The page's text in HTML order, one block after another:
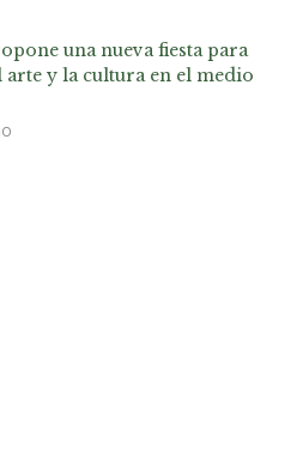
una nueva fiesta para
y la cultura en el medio